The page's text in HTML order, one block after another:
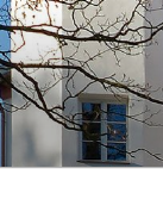
Zum
Inhalt
springen